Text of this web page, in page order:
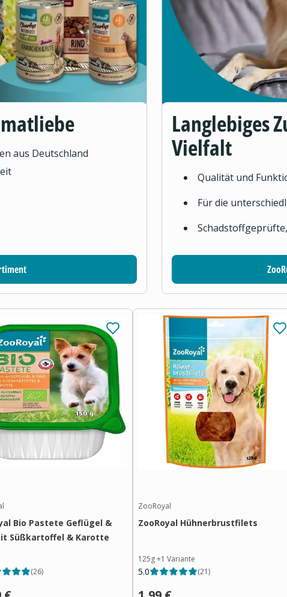
aus Deutschland
Langlebiges
Vielfalt
Qualität und
Für die
Bio Pastete Geflügel &
Süßkartoffel & Karotte
(26)
ZooRoyal
ZooRoyal Hühnerbrustfilets
125g+1 Variante
5.0 (21)